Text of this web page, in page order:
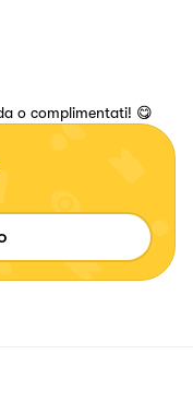
o complimentati! 😋